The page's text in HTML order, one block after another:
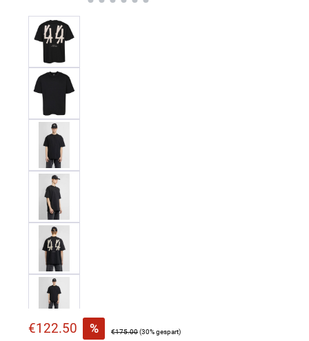
Verkaufspreis:
€122.50 % Regulärer Preis:
€175.00(30% gespart)